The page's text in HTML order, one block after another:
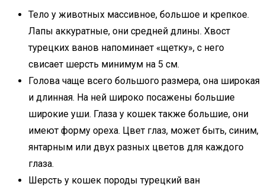
Тело у животных массивное, большое и крепкое.
Лапы аккуратные, они средней длины. Хвост
турецких ванов напоминает «щетку», с него
свисает шерсть минимум на 5 см.
Голова чаще всего большого размера, она широкая
и длинная. На ней широко посажены большие
широкие уши. Глаза у кошек также большие, они
имеют форму ореха. Цвет глаз, может быть, синим,
янтарным или двух разных цветов для каждого
глаза.
Шерсть у кошек породы турецкий ван